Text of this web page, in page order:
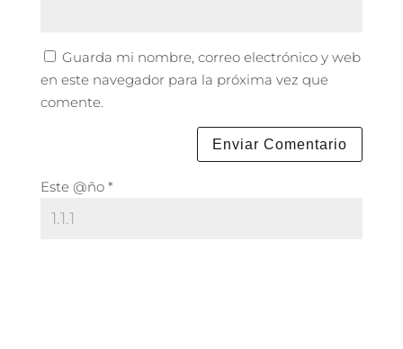
Guarda mi nombre, correo electrónico y web
en este navegador para la próxima vez que
comente.
Este @ño *